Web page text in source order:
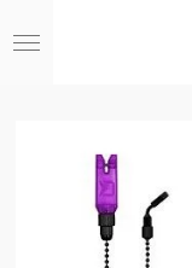
Hauptinhalt